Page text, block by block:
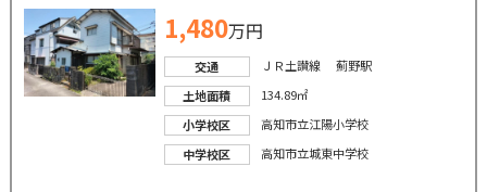
1,480万円
交通
ＪＲ土讃線 薊野駅
土地面積
134.89㎡
小学校区
高知市立江陽小学校
中学校区
高知市立城東中学校